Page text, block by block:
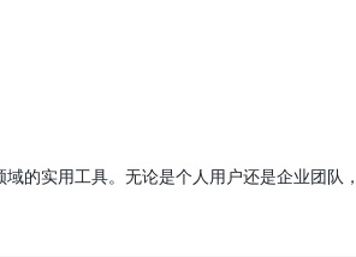
域的实用工具。无论是个人用户还是企业团